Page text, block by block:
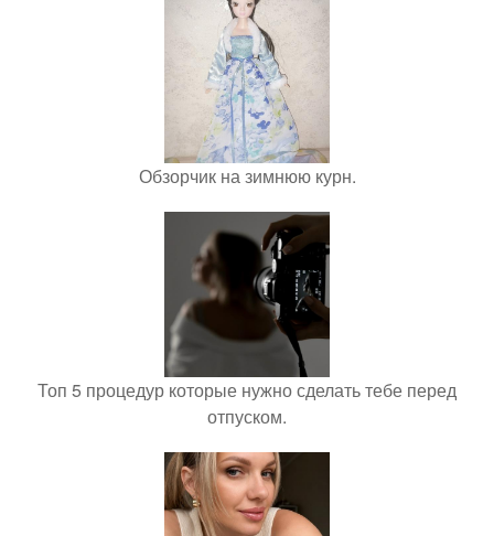
Обзорчик на зимнюю курн.
Топ 5 процедур которые нужно сделать тебе перед
отпуском.